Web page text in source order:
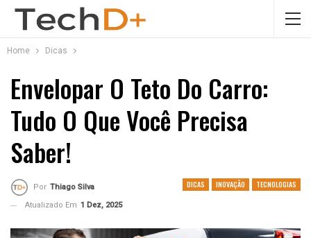
Home Dicas
Envelopar O Teto Do Carro:
Tudo O Que Você Precisa
Saber!
DICAS INOVAÇÃO TECNOLOGIAS
Por Thiago Silva
Atualizado Em 1 Dez, 2025